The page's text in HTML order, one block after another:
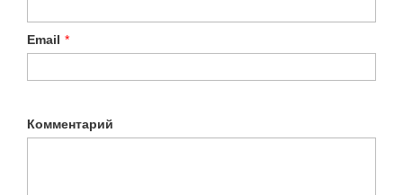
Email *
Комментарий